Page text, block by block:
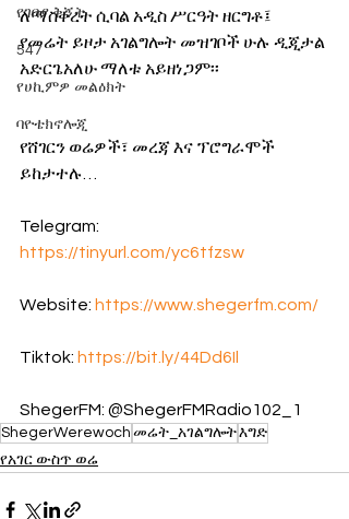
የገበያ ቅኝት
547
የሀኪምዎ መልዕክት
ባዮቴክኖሎጂ
ለማስቀረት ሲባል አዲስ ሥርዓት ዘርግቶ፤
የመሬት ይዞታ አገልግሎት መዝገቦች ሁሉ ዲጂታል
አድርጌአለሁ ማለቱ አይዘነጋም፡፡
የሸገርን ወሬዎች፣ መረጃ እና ፕሮግራሞች
ይከታተሉ…
Telegram:
https://tinyurl.com/yc6tfzsw
Website: https://www.shegerfm.com/
Tiktok: https://bit.ly/44Dd6Il
ShegerFM: @ShegerFMRadio102_1
ShegerWerewoch መሬት_አገልግሎትእግድ
የአገር ውስጥ ወሬ